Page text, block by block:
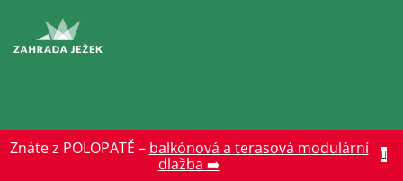
obsah
Znáte z POLOPATĚ – balkónová a terasová modulární
dlažba ➡️